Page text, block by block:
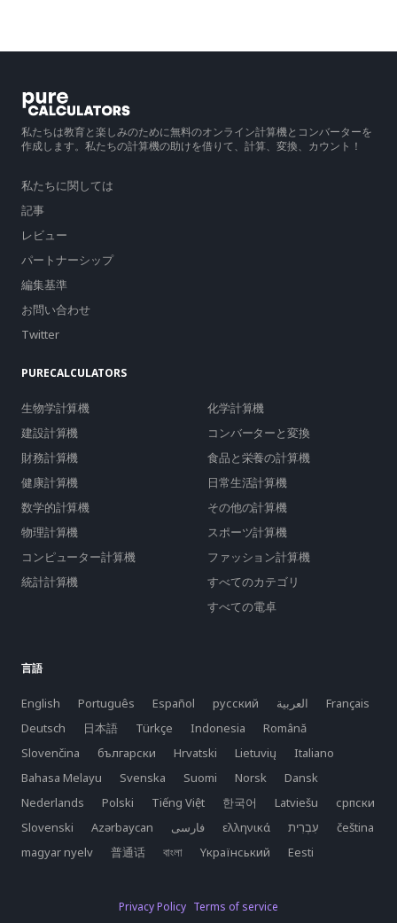
私たちは教育と楽しみのために無料のオンライン計算機とコンバーターを
作成します。私たちの計算機の助けを借りて、計算、変換、カウント！
私たちに関しては
記事
レビュー
パートナーシップ
編集基準
お問い合わせ
Twitter
PURECALCULATORS
生物学計算機
化学計算機
建設計算機
コンバーターと変換
財務計算機
食品と栄養の計算機
健康計算機
日常生活計算機
数学的計算機
その他の計算機
物理計算機
スポーツ計算機
コンピューター計算機
ファッション計算機
統計計算機
すべてのカテゴリ
すべての電卓
言語
English Português Español русский العربية
Français
Deutsch
日本語 Türkçe Indonesia
Română
Slovenčina
български Hrvatski Lietuvių
Italiano
Bahasa Melayu
Svenska Suomi Norsk
Dansk
Nederlands
Polski Tiếng Việt 한국어 Latviešu
српски
Slovenski
Azərbaycan فارسی ελληνικά
čeština
magyar nyelv
普通话 বাংলা Yкраїнський Eesti
Privacy Policy Terms of service